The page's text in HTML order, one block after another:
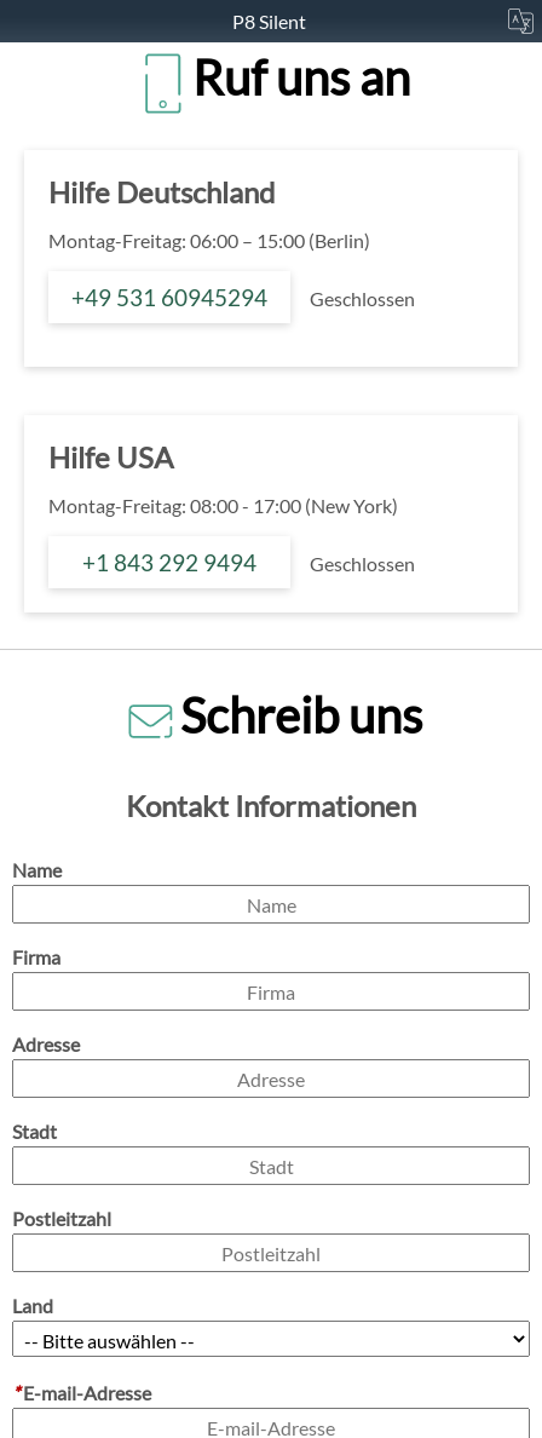
P8 Silent
Ruf uns an
Hilfe Deutschland
Montag-Freitag: 06:00 – 15:00 (Berlin)
+49 531 60945294 Geschlossen
Hilfe USA
Montag-Freitag: 08:00 - 17:00 (New York)
+1 843 292 9494 Geschlossen
Schreib uns
Kontakt Informationen
Name
Firma
Adresse
Stadt
Postleitzahl
Land
*E-mail-Adresse